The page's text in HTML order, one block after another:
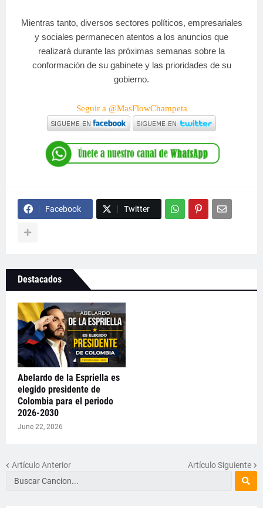
Mientras tanto, diversos sectores políticos, empresariales
y sociales permanecen atentos a los anuncios que
realizará durante las próximas semanas sobre la
conformación de su gabinete y las prioridades de su
gobierno.
Seguir a @MasFlowChampeta
Facebook Twitter
Destacados
Abelardo de la Espriella es
elegido presidente de
Colombia para el periodo
2026-2030
June 22, 2026
Artículo Anterior Artículo Siguiente